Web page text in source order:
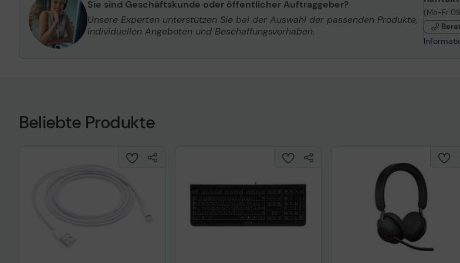
Sie sind Geschäftskunde oder öffentlicher Auftraggeber?
Unsere Experten unterstützen Sie bei der Auswahl der passenden Produkte,
individuellen Angeboten und Beschaffungsvorhaben.
(Mo-Fr
Beliebte Produkte